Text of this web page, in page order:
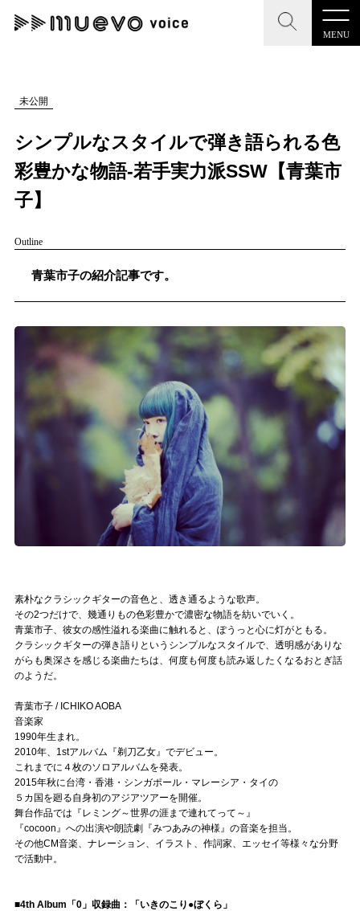
MENU
記事を検索する
#HR/HM #女性シンガー
"読者の声を形にする”音楽特化メディア
記事一覧
プレスリリース一覧
お問い合わせ
記事リクエスト
ログイン
muevoクラウドファンディング
muevoコミュニティ
ぶいコミュ！by muevo
ぶいマガ！ by muevo
Official SNS
未公開
シンプルなスタイルで弾き語られる色
彩豊かな物語-若手実力派SSW【青葉市
子】
Outline
青葉市子の紹介記事です。
素朴なクラシックギターの音色と、透き通るような歌声。
その2つだけで、幾通りもの色彩豊かで濃密な物語を紡いでいく。
青葉市子、彼女の感性溢れる楽曲に触れると、ぽうっと心に灯がともる。
クラシックギターの弾き語りというシンプルなスタイルで、透明感がありな
がらも奥深さを感じる楽曲たちは、何度も何度も読み返したくなるおとぎ話
のようだ。
青葉市子 / ICHIKO AOBA
音楽家
1990年生まれ。
2010年、1stアルバム『剃刀乙女』でデビュー。
これまでに４枚のソロアルバムを発表。
2015年秋に台湾・香港・シンガポール・マレーシア・タイの
５カ国を廻る自身初のアジアツアーを開催。
舞台作品では『レミング～世界の涯まで連れてって～』
『cocoon』への出演や朗読劇『みつあみの神様』の音楽を担当。
その他CM音楽、ナレーション、イラスト、作詞家、エッセイ等様々な分野
で活動中。
■4th Album「0」収録曲：「いきのこり●ぼくら」